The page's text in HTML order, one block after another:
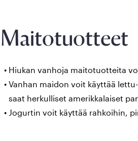
Maitotuotteet
Hiukan vanhoja maitotuotteita
Vanhan maidon voit käyttää
saat herkulliset amerikkalaiset
Jogurtin voit käyttää rahkoihin,